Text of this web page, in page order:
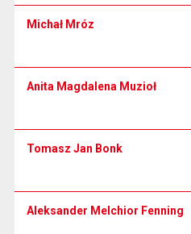
Michał Mróz
Anita Magdalena Muzioł
Tomasz Jan Bonk
Aleksander Melchior Fenning